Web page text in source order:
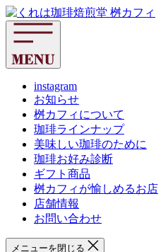
コ
ン
テ
ン
ツ
instagram
お知らせ
桝カフィについて
珈琲ラインナップ
美味しい珈琲のために
珈琲お好み診断
ギフト商品
桝カフィが愉しめるお店
店舗情報
お問い合わせ
メニューを閉じる